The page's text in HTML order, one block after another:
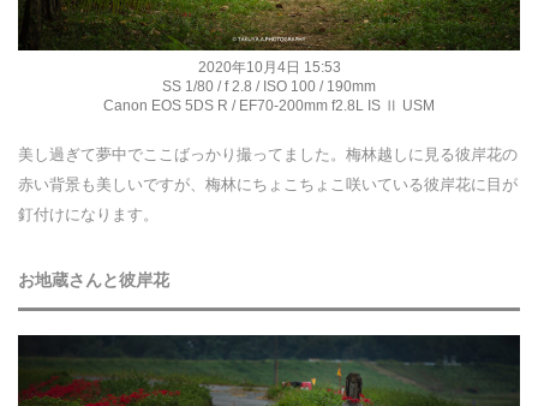
2020年10月4日 15:53
SS 1/80 / f 2.8 / ISO 100 / 190mm
Canon EOS 5DS R / EF70-200mm f2.8L IS Ⅱ USM
美し過ぎて夢中でここばっかり撮ってました。梅林越しに見る彼岸花の
赤い背景も美しいですが、梅林にちょこちょこ咲いている彼岸花に目が
釘付けになります。
お地蔵さんと彼岸花